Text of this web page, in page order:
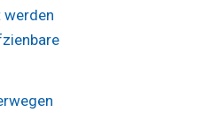
werden